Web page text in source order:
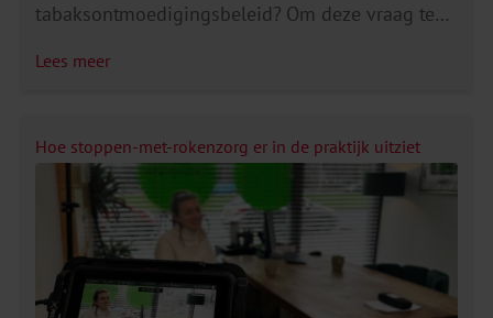
Hoe stoppen-met-rokenzorg er in de praktijk uitziet
tabaksontmoedigingsbeleid? Om deze vraag te
in hun regio. Eerder schreef ik een blog over de
plannen van GGD’en voor een Rookvrije
Generatie. Nu kijk […]
Lees meer